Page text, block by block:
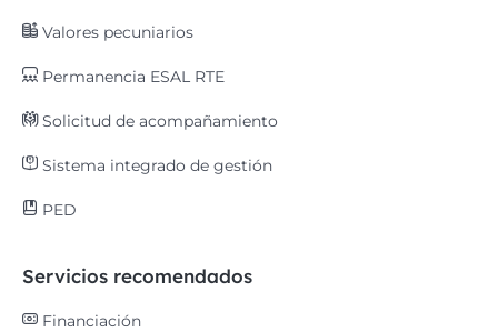
Valores pecuniarios
Permanencia ESAL RTE
Solicitud de acompañamiento
Sistema integrado de gestión
PED
Servicios recomendados
Financiación